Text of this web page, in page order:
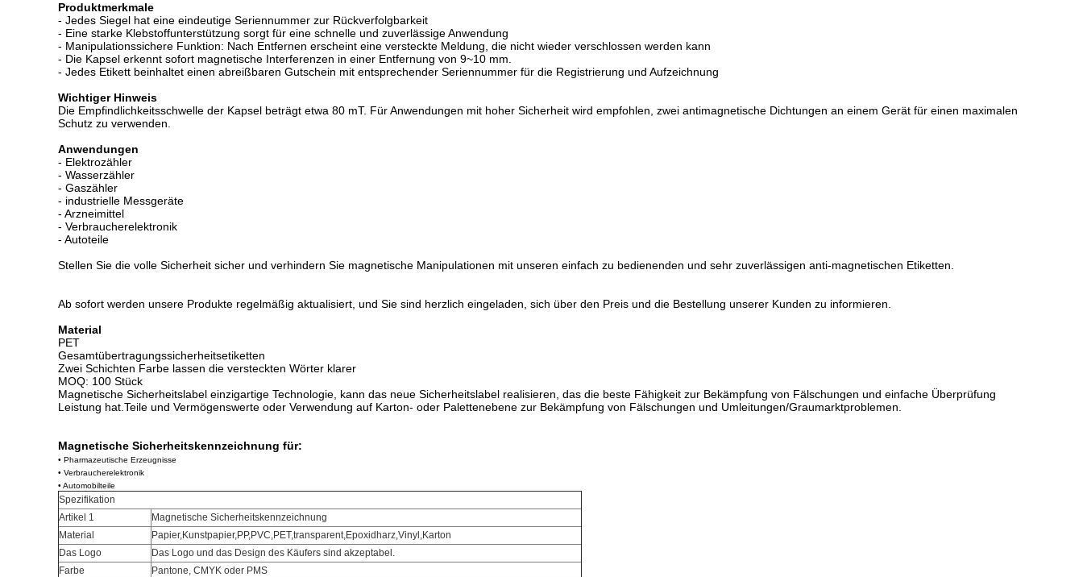
Produktmerkmale
- Jedes Siegel hat eine eindeutige Seriennummer zur Rückverfolgbarkeit
- Eine starke Klebstoffunterstützung sorgt für eine schnelle und zuverlässige Anwendung
- Manipulationssichere Funktion: Nach Entfernen erscheint eine versteckte Meldung, die nicht wieder verschlossen werden kann
- Die Kapsel erkennt sofort magnetische Interferenzen in einer Entfernung von 9~10 mm.
- Jedes Etikett beinhaltet einen abreißbaren Gutschein mit entsprechender Seriennummer für die Registrierung und Aufzeichnung
Wichtiger Hinweis
Die Empfindlichkeitsschwelle der Kapsel beträgt etwa 80 mT. Für Anwendungen mit hoher Sicherheit wird empfohlen, zwei antimagnetische Dichtungen an einem Gerät für einen maximalen
Schutz zu verwenden.
Anwendungen
- Elektrozähler
- Wasserzähler
- Gaszähler
- industrielle Messgeräte
- Arzneimittel
- Verbraucherelektronik
- Autoteile
Stellen Sie die volle Sicherheit sicher und verhindern Sie magnetische Manipulationen mit unseren einfach zu bedienenden und sehr zuverlässigen anti-magnetischen Etiketten.
Ab sofort werden unsere Produkte regelmäßig aktualisiert, und Sie sind herzlich eingeladen, sich über den Preis und die Bestellung unserer Kunden zu informieren.
Material
PET
Gesamtübertragungssicherheitsetiketten
Zwei Schichten Farbe lassen die versteckten Wörter klarer
MOQ: 100 Stück
Magnetische Sicherheitslabel einzigartige Technologie, kann das neue Sicherheitslabel realisieren, das die beste Fähigkeit zur Bekämpfung von Fälschungen und einfache Überprüfung
Leistung hat.Teile und Vermögenswerte oder Verwendung auf Karton- oder Palettenebene zur Bekämpfung von Fälschungen und Umleitungen/Graumarktproblemen.
Magnetische Sicherheitskennzeichnung für:
• Pharmazeutische Erzeugnisse
• Verbraucherelektronik
• Automobilteile
Spezifikation
Artikel 1
Magnetische Sicherheitskennzeichnung
Material
Papier,Kunstpapier,PP,PVC,PET,transparent,Epoxidharz,Vinyl,Karton
Das Logo
Das Logo und das Design des Käufers sind akzeptabel.
Farbe
Pantone, CMYK oder PMS